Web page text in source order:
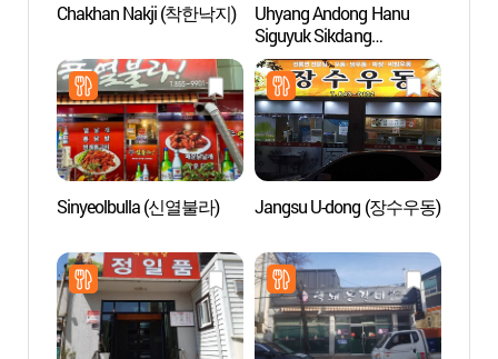
Chakhan Nakji (착한낙지)
Uhyang Andong Hanu
Siguyuk Sikdang
(우향안동한우식육식당)
Sinyeolbulla (신열불라) Jangsu U-dong (장수우동)